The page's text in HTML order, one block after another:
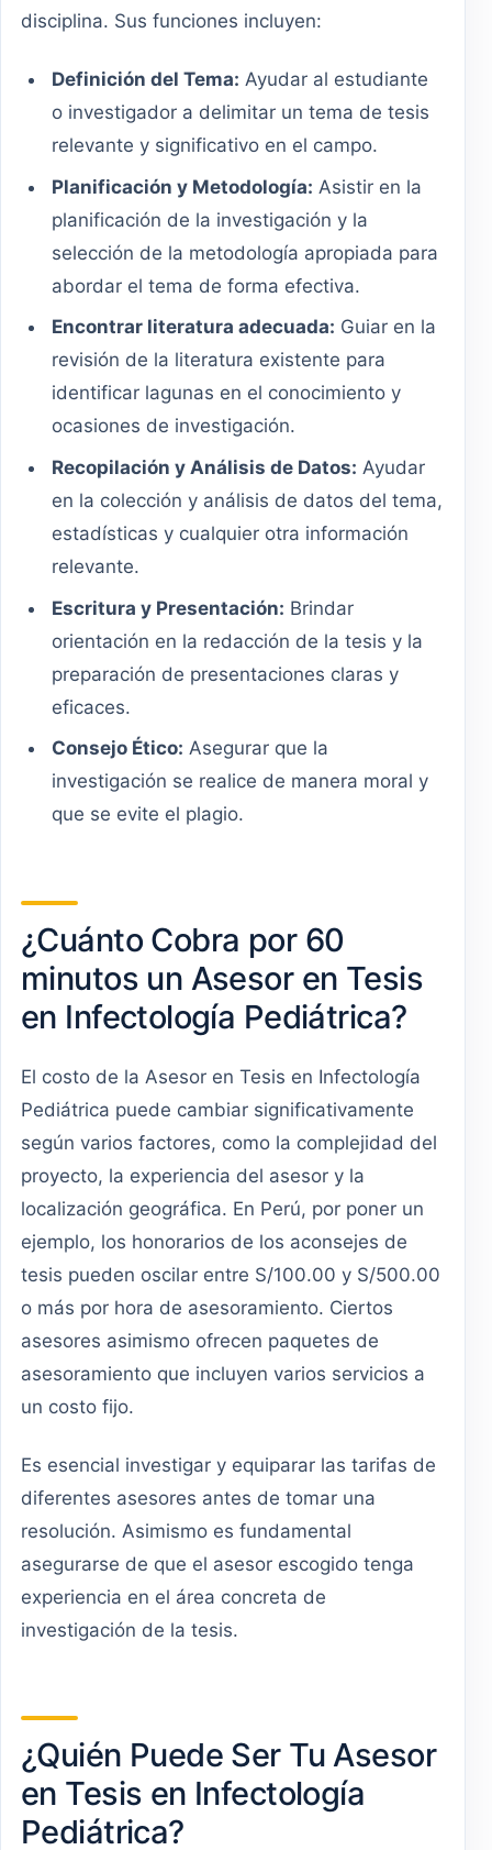
disciplina. Sus funciones incluyen:
Definición del Tema: Ayudar al estudiante
o investigador a delimitar un tema de tesis
relevante y significativo en el campo.
Planificación y Metodología: Asistir en la
planificación de la investigación y la
selección de la metodología apropiada para
abordar el tema de forma efectiva.
Encontrar literatura adecuada: Guiar en la
revisión de la literatura existente para
identificar lagunas en el conocimiento y
ocasiones de investigación.
Recopilación y Análisis de Datos: Ayudar
en la colección y análisis de datos del tema,
estadísticas y cualquier otra información
relevante.
Escritura y Presentación: Brindar
orientación en la redacción de la tesis y la
preparación de presentaciones claras y
eficaces.
Consejo Ético: Asegurar que la
investigación se realice de manera moral y
que se evite el plagio.
¿Cuánto Cobra por 60
minutos un Asesor en Tesis
en Infectología Pediátrica?
El costo de la Asesor en Tesis en Infectología
Pediátrica puede cambiar significativamente
según varios factores, como la complejidad del
proyecto, la experiencia del asesor y la
localización geográfica. En Perú, por poner un
ejemplo, los honorarios de los aconsejes de
tesis pueden oscilar entre S/100.00 y S/500.00
o más por hora de asesoramiento. Ciertos
asesores asimismo ofrecen paquetes de
asesoramiento que incluyen varios servicios a
un costo fijo.
Es esencial investigar y equiparar las tarifas de
diferentes asesores antes de tomar una
resolución. Asimismo es fundamental
asegurarse de que el asesor escogido tenga
experiencia en el área concreta de
investigación de la tesis.
¿Quién Puede Ser Tu Asesor
en Tesis en Infectología
Pediátrica?